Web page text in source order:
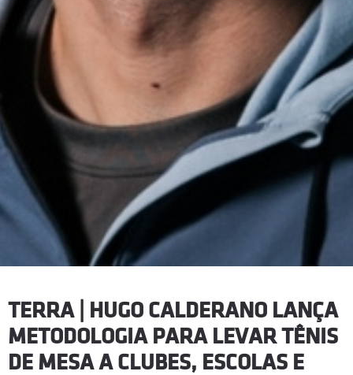
TERRA | HUGO CALDERANO LANÇA
METODOLOGIA PARA LEVAR TÊNIS
DE MESA A CLUBES, ESCOLAS E